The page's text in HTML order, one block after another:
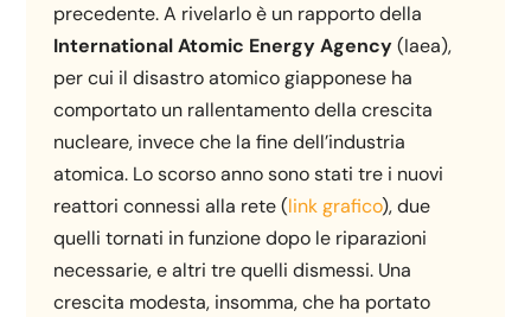
precedente. A rivelarlo è un rapporto della
International Atomic Energy Agency(Iaea),
per cui il disastro atomico giapponese ha
comportato un rallentamento della crescita
nucleare, invece che la fine dell’industria
atomica. Lo scorso anno sono stati tre i nuovi
reattori connessi alla rete (link grafico), due
quelli tornati in funzione dopo le riparazioni
necessarie, e altri tre quelli dismessi. Una
crescita modesta, insomma, che ha portato